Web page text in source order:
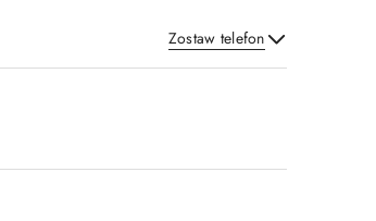
Zostaw telefon
Wyślij